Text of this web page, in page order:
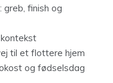
greb, finish og
til et flottere hjem
og fødselsdag